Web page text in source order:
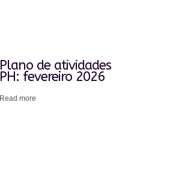
Plano de atividades
PH: fevereiro 2026
Read more